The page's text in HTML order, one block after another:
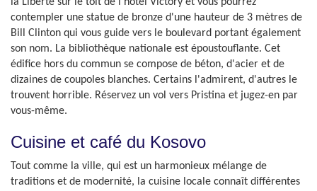
contempler une statue de bronze d'une hauteur de 3 mètres de
Bill Clinton qui vous guide vers le boulevard portant également
son nom. La bibliothèque nationale est époustouflante. Cet
édifice hors du commun se compose de béton, d'acier et de
dizaines de coupoles blanches. Certains l'admirent, d'autres le
trouvent horrible. Réservez un vol vers Pristina et jugez-en par
vous-même.
Cuisine et café du Kosovo
Tout comme la ville, qui est un harmonieux mélange de
traditions et de modernité, la cuisine locale connaît différentes